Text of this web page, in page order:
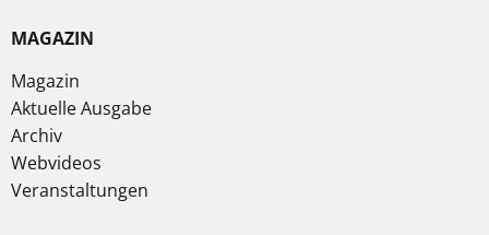
MAGAZIN
Magazin
Aktuelle Ausgabe
Archiv
Webvideos
Veranstaltungen